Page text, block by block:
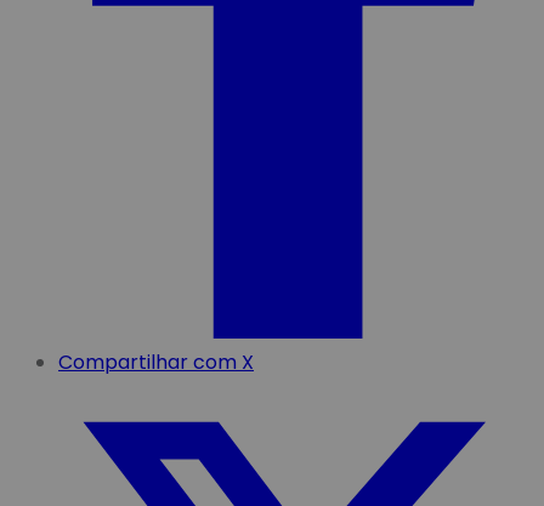
Compartilhar com X